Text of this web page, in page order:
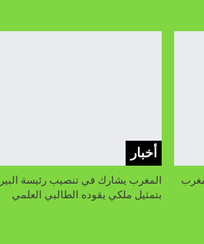
لمغرب
أخبار
المغرب يشارك في تنصيب رئيسة
بتمثيل ملكي يقوده الطالبي العلمي